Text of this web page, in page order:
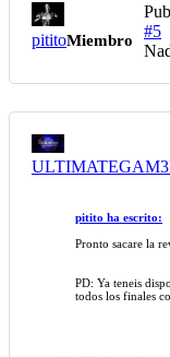
pititoMiembro
#5
pitito ha escrito:
Pronto sacare la
PD: Ya teneis
todos los finales